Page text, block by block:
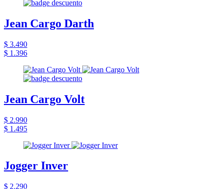
Jean Cargo Darth
$ 3.490
$ 1.396
Jean Cargo Volt
$ 2.990
$ 1.495
Jogger Inver
$ 2.290